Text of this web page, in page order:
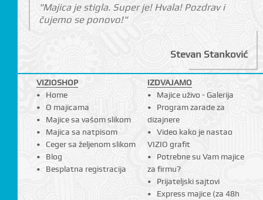
"Majica je stigla. Super je! Hvala! Pozdrav i
čujemo se ponovo!"
Stevan Stanković
VIZIOSHOP
Home
O majicama
Majice sa vašom slikom
Majica sa natpisom
Ceger sa željenom slikom
Blog
Besplatna registracija
IZDVAJAMO
Majice uživo - Galerija
Program zarade za
dizajnere
Video kako je nastao
VIZIO grafit
Potrebne su Vam majice
za firmu?
Prijateljski sajtovi
Express majice (za 48h